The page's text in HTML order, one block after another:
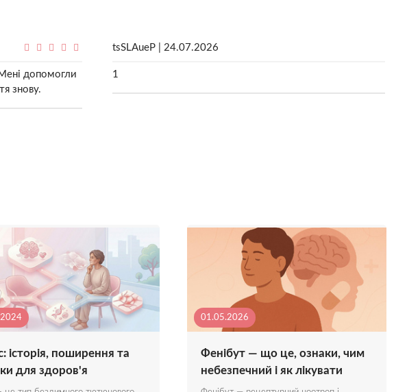
допомогли
знову.
tsSLAueP | 24.07.2026
1
історія, поширення та
для здоров'я
01.05.2026
Фенібут — що це, ознаки, чим
небезпечний і як лікувати